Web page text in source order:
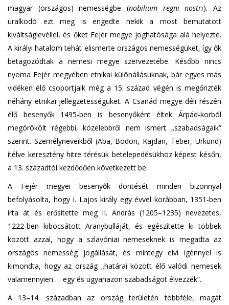
magyar (országos) nemességbe (nobilium regni nostri). Az
uralkodó ezt meg is engedte nekik a most bemutatott
kiváltságlevéllel, és őket Fejér megye joghatósága alá helyezte.
A királyi hatalom tehát elismerte országos nemességüket, így ők
betagozódtak a nemesi megye szervezetébe. Később nincs
nyoma Fejér megyében etnikai különállásuknak, bár egyes más
vidéken élő csoportjaik még a 15. század végén is megőrizték
néhány etnikai jellegzetességüket. A Csanád megye déli részén
élő besenyők 1495-ben is besenyőként éltek Árpád-korból
megörökölt régebbi, közelebbről nem ismert „szabadságaik”
szerint. Személyneveikből (Aba, Bodon, Kajdan, Teber, Urkund)
ítélve keresztény hitre térésük betelepedésükhöz képest későn,
a 13. századtól kezdődően következett be.
A Fejér megyei besenyők döntését minden bizonnyal
befolyásolta, hogy I. Lajos király egy évvel korábban, 1351-ben
írta át és erősítette meg II. András (1205–1235) nevezetes,
1222-ben kibocsátott Aranybulláját, és egészítette ki többek
között azzal, hogy a szlavóniai nemeseknek is megadta az
országos nemesség jogállását, és mintegy elvi igénnyel is
kimondta, hogy az ország „határai között élő valódi nemesek
valamennyien … egy és ugyanazon szabadságot élvezzék”.
A 13–14. században az ország területén többféle, magát